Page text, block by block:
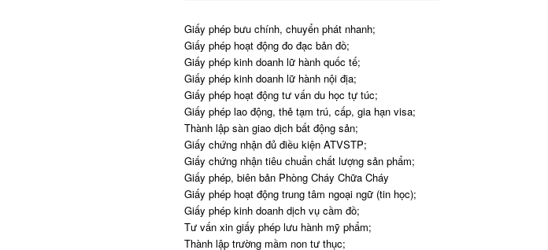
Giấy phép bưu chính, chuyển phát nhanh;
Giấy phép hoạt động đo đạc bản đồ;
Giấy phép kinh doanh lữ hành quốc tế;
Giấy phép kinh doanh lữ hành nội địa;
Giấy phép hoạt động tư vấn du học tự túc;
Giấy phép lao động, thẻ tạm trú, cấp, gia hạn visa;
Thành lập sàn giao dịch bất động sản;
Giấy chứng nhận đủ điều kiện ATVSTP;
Giấy chứng nhận tiêu chuẩn chất lượng sản phẩm;
Giấy phép, biên bản Phòng Cháy Chữa Cháy
Giấy phép hoạt động trung tâm ngoại ngữ (tin học);
Giấy phép kinh doanh dịch vụ cầm đồ;
Tư vấn xin giấy phép lưu hành mỹ phẩm;
Thành lập trường mầm non tư thục;